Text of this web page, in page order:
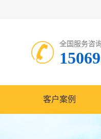
全国服务咨
客户案例